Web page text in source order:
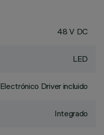
48 V DC
LED
Electrónico Driver incluido
Integrado